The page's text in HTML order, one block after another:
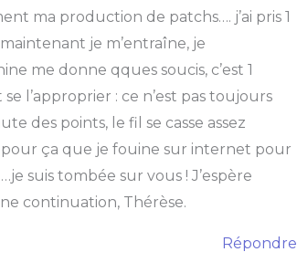
ma production de patchs…. j’ai pris 1
je m’entraîne, je
me donne qques soucis, c’est 1
l’approprier : ce n’est pas toujours
des points, le fil se casse assez
ça que je fouine sur internet pour
suis tombée sur vous ! J’espère
continuation, Thérèse.
Répondre